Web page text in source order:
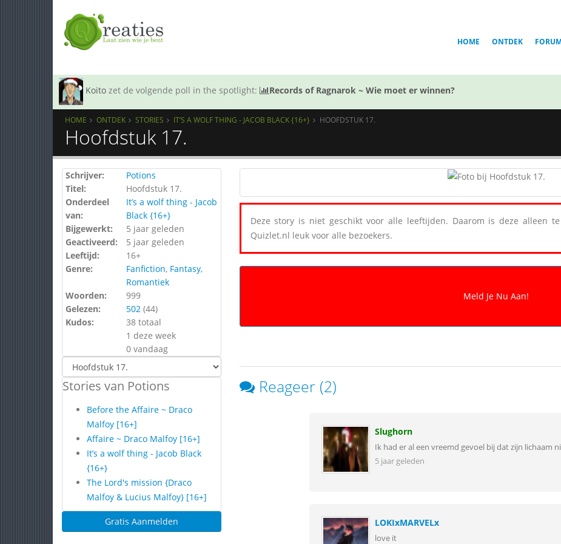
HOME ONTDEK
Koito zet de volgende poll in the spotlight: Records of Ragnarok ~ Wie moet er winnen?
HOME ONTDEK STORIES IT’S A WOLF THING - JACOB BLACK {16+} HOOFDSTUK 17.
Hoofdstuk 17.
Schrijver:
Potions
Titel:
Hoofdstuk 17.
Onderdeel
van:
It’s a wolf thing - Jacob
Black {16+}
Bijgewerkt:
5 jaar geleden
Geactiveerd:
5 jaar geleden
Leeftijd:
16+
Genre:
Fanfiction, Fantasy,
Romantiek
Woorden:
999
Gelezen:
502 (44)
Kudos:
38 totaal
1 deze week
0 vandaag
Stories van Potions
Before the Affaire ~ Draco
Malfoy [16+]
Affaire ~ Draco Malfoy [16+]
It’s a wolf thing - Jacob Black
{16+}
The Lord's mission {Draco
Malfoy & Lucius Malfoy} [16+]
Gratis Aanmelden
Deze story is niet geschikt voor alle leeftijden. Daarom is deze alleen
Quizlet.nl leuk voor alle bezoekers.
Reageer (2)
Slughorn
Ik had er al een vreemd gevoel bij dat zijn lichaam
5 jaar geleden
LOKIxMARVELx
love it